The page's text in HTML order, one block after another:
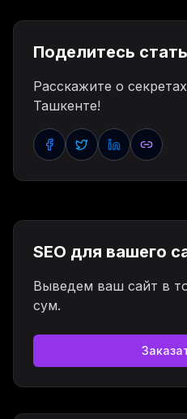
Поделитесь
Расскажите о
Ташкенте!
Facebook'da ulashish
Twitter'da ulashish
LinkedIn'da
SEO для вашего
Выведем ваш сайт в
сум.